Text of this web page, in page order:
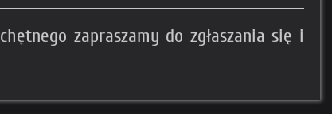
zapraszamy do zgłaszania się i